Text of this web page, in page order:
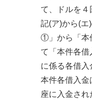
て、ドルを
記(ア)から(エ
①」から「本
て「本件各
に係る各借入
本件各借入金
座に入金され